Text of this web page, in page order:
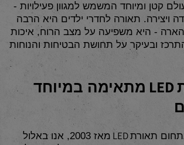
קטן ומיוחד המשמש למגוון פעילויות -
ויצירה. תאורה לחדרי ילדים היא הרבה
- היא משפיעה על מצב הרוח, איכות
ובעיקר על תחושת הבטיחות והנוחות
LED מתאימה במיוחד
תאורתLED
מאז 2003, אנו באלול